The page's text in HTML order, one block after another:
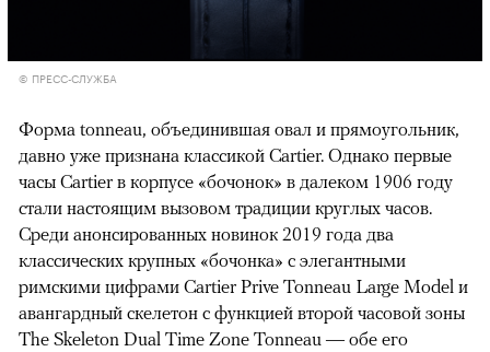
© ПРЕСС-СЛУЖБА
Форма tonneau, объединившая овал и прямоугольник,
давно уже признана классикой Cartier. Однако первые
часы Cartier в корпусе «бочонок» в далеком 1906 году
стали настоящим вызовом традиции круглых часов.
Среди анонсированных новинок 2019 года два
классических крупных «бочонка» с элегантными
римскими цифрами Cartier Prive Tonneau Large Model и
авангардный скелетон c функцией второй часовой зоны
The Skeleton Dual Time Zone Tonneau — обе его